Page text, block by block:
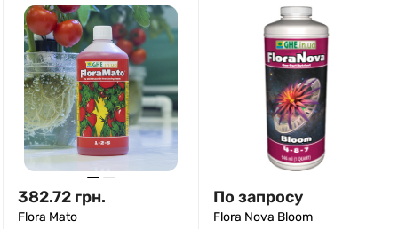
382.72 грн.
Flora Mato
По запросу
Flora Nova Bloom